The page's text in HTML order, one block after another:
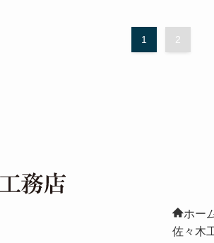
1 2
ホー
佐々木